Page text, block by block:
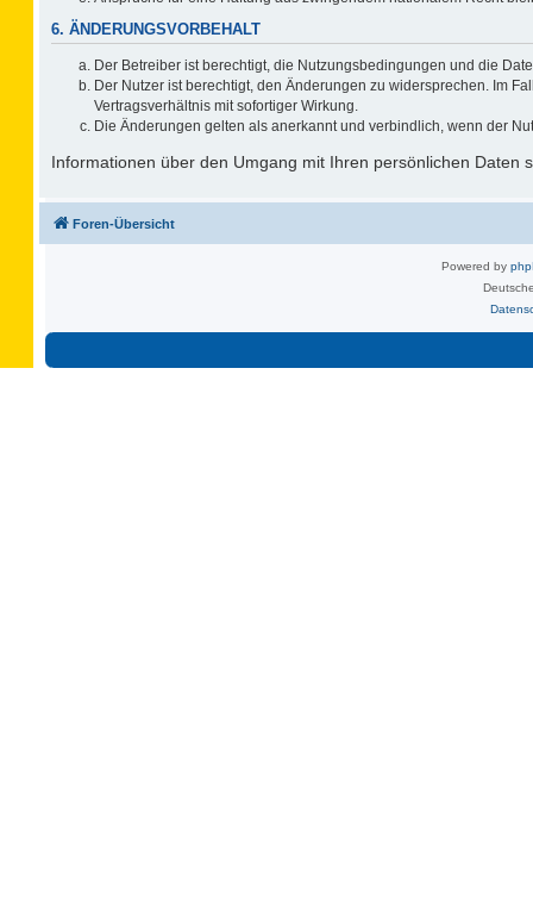
6. ÄNDERUNGSVORBEHALT
Der Betreiber ist berechtigt, die Nutzungsbedingungen und die
Der Nutzer ist berechtigt, den Änderungen zu widersprechen. Im
Vertragsverhältnis mit sofortiger Wirkung.
Die Änderungen gelten als anerkannt und verbindlich, wenn der
Informationen über den Umgang mit Ihren persönlichen Daten
Foren-Übersicht
Powered by